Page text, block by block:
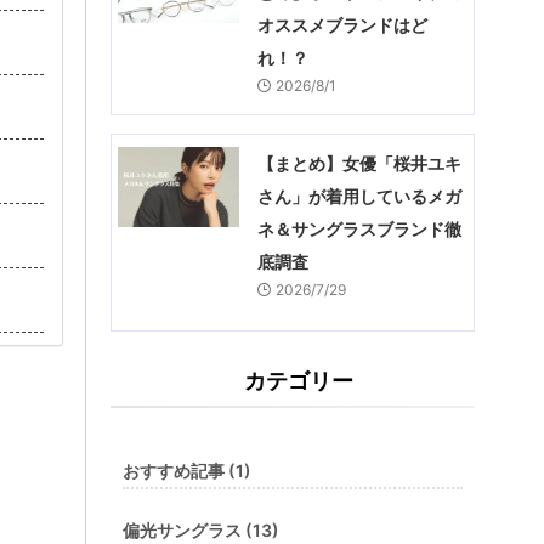
オススメブランドはど
れ！？
2026/8/1
【まとめ】女優「桜井ユキ
さん」が着用しているメガ
ネ＆サングラスブランド徹
底調査
2026/7/29
カテゴリー
おすすめ記事 (1)
偏光サングラス (13)